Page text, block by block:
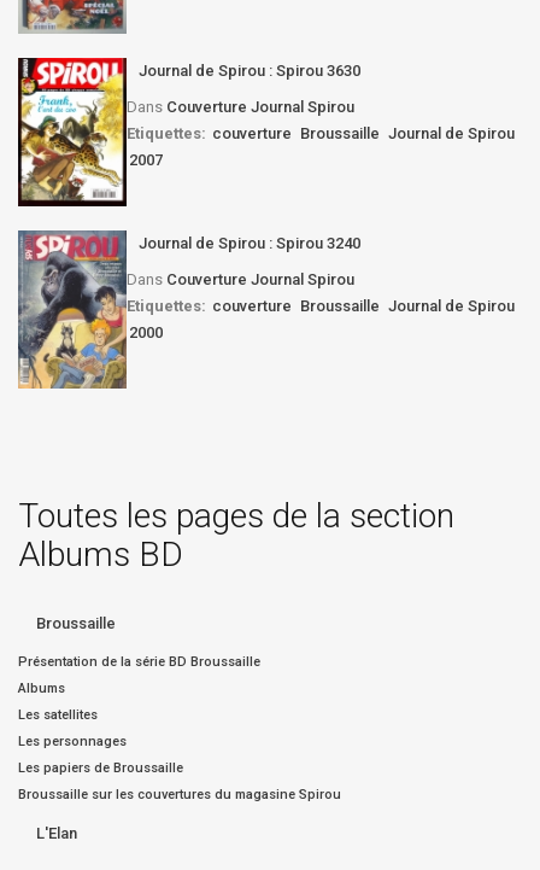
Journal de Spirou : Spirou 3630
Dans Couverture Journal Spirou
Etiquettes: couverture Broussaille Journal de Spirou
2007
Journal de Spirou : Spirou 3240
Dans Couverture Journal Spirou
Etiquettes: couverture Broussaille Journal de Spirou
2000
Toutes les pages de la section
Albums BD
Broussaille
Présentation de la série BD Broussaille
Albums
Les satellites
Les personnages
Les papiers de Broussaille
Broussaille sur les couvertures du magasine Spirou
L'Elan